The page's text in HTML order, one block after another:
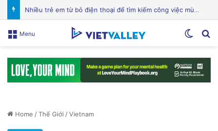
Chuyên Gia Dinh Dưỡng: Hỗ Trợ Bạn Ăn Uống Lành Mạnh, Thay Đổi Lối Sống và Quản Lý Bệnh Tật
Menu
Home /Thế Giới /Vietnam